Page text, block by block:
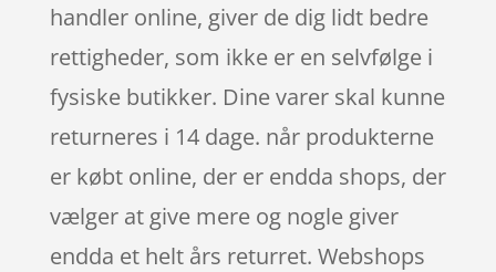
handler online, giver de dig lidt bedre
rettigheder, som ikke er en selvfølge i
fysiske butikker. Dine varer skal kunne
returneres i 14 dage. når produkterne
er købt online, der er endda shops, der
vælger at give mere og nogle giver
endda et helt års returret. Webshops